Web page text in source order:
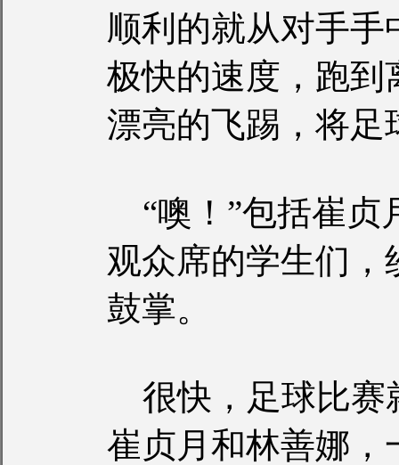
顺利的就从对手
极快的速度，跑到
漂亮的飞踢，将足
“噢！”包括崔贞
观众席的学生们，
鼓掌。
很快，足球比赛
崔贞月和林善娜，